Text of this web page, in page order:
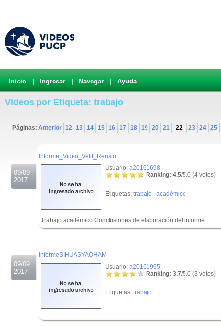
Inicio Ingresar Navegar Ayuda
Videos por Etiqueta: trabajo
Páginas: Anterior 12 13 14 15 16 17 18 19 20 21 22 23 24 25
09/09
2017
Informe_Video_Velit_Renato
Usuario: a20161698
Ranking: 4.5/5.0 (4 votos)
Etiquetas: trabajo , académico
Trabajo académico Conclusiones de elaboración del informe
09/09
2017
InformeSIHUASYAOHAM
Usuario: a20161995
Ranking: 3.7/5.0 (3 votos)
Etiquetas: trabajo